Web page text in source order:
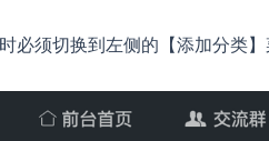
必须切换到左侧的【添加分类